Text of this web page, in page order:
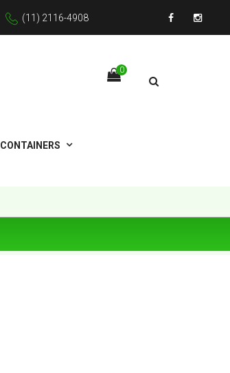
(11) 2116-4908
Facebook
0
CONTAINERS